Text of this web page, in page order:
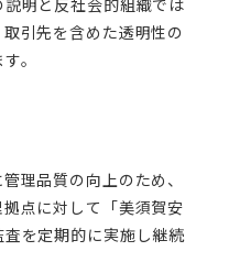
引先を含めた透明性の
。
理品質の向上のため、
点に対して「美須賀安
を定期的に実施し継続